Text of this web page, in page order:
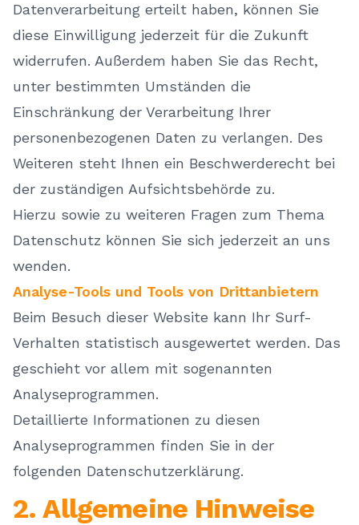
Datenverarbeitung erteilt haben, können Sie
diese Einwilligung jederzeit für die Zukunft
widerrufen. Außerdem haben Sie das Recht,
unter bestimmten Umständen die
Einschränkung der Verarbeitung Ihrer
personenbezogenen Daten zu verlangen. Des
Weiteren steht Ihnen ein Beschwerderecht bei
der zuständigen Aufsichtsbehörde zu.
Hierzu sowie zu weiteren Fragen zum Thema
Datenschutz können Sie sich jederzeit an uns
wenden.
Analyse-Tools und Tools von Drittanbietern
Beim Besuch dieser Website kann Ihr Surf-
Verhalten statistisch ausgewertet werden. Das
geschieht vor allem mit sogenannten
Analyseprogrammen.
Detaillierte Informationen zu diesen
Analyseprogrammen finden Sie in der
folgenden Datenschutzerklärung.
2. Allgemeine Hinweise